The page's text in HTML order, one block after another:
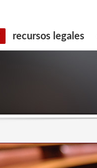
recursos legales